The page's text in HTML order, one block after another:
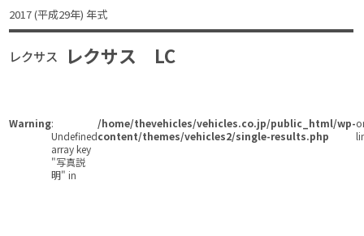
レクサス レクサス LC
2017 (平成29年) 年式
Warning:
Undefined
array key
"写真説
明" in
/home/thevehicles/vehicles.co.jp/public_html/wp-
content/themes/vehicles2/single-results.php